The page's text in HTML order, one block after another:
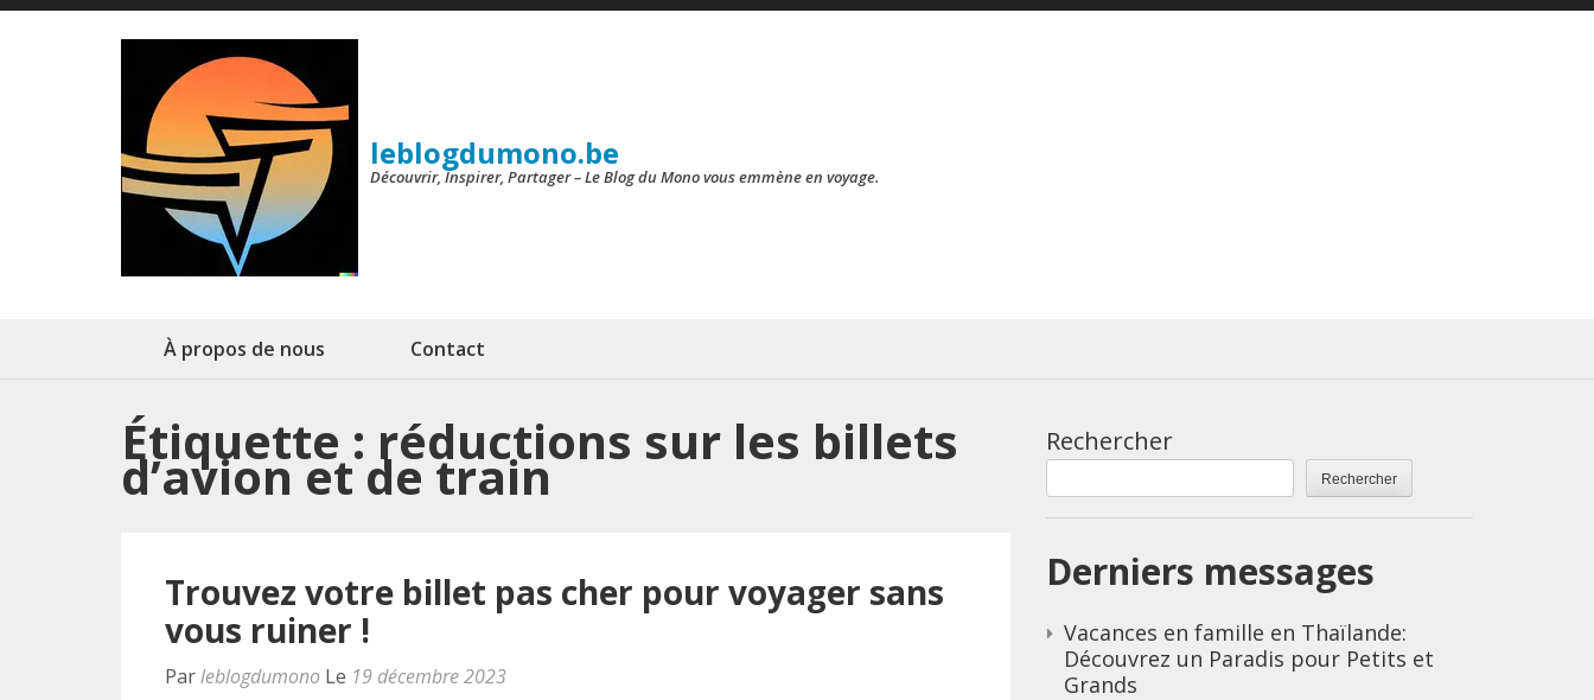
Aller
leblogdumono.be
Découvrir, Inspirer, Partager – Le Blog du Mono vous emmène en voyage.
À propos de nous Contact
Étiquette : réductions sur les billets
d’avion et de train
Trouvez votre billet pas cher pour voyager sans
vous ruiner !
Parleblogdumono Le 19 décembre 2023
Rechercher
Rechercher
Derniers messages
Vacances en famille en Thaïlande:
Découvrez un Paradis pour Petits et
Grands